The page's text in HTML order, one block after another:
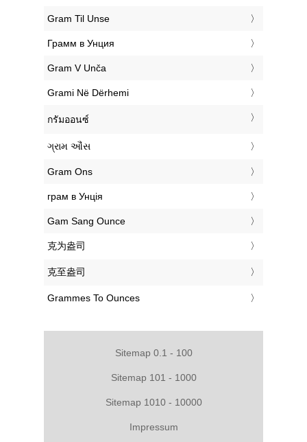
‎Gram Til Unse
‎Грамм в Унция
‎Gram V Unča
‎Grami Në Dërhemi
‎กรัมออนซ์
‎ગ્રામ ઔંસ
‎Gram Ons
‎грам в Унція
‎Gam Sang Ounce
‎克为盎司
‎克至盎司
‎Grammes To Ounces
Sitemap 0.1 - 100
Sitemap 101 - 1000
Sitemap 1010 - 10000
Impressum